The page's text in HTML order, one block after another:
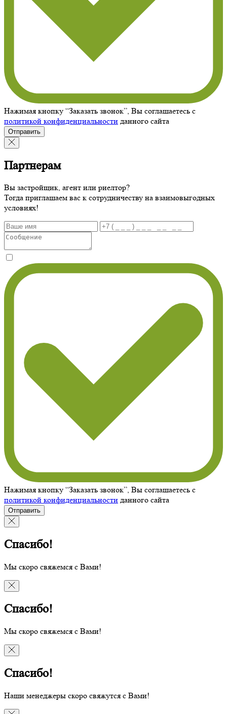
Нажимая кнопку “Заказать звонок”, Вы соглашаетесь с
политикой конфиденциальности данного сайта
Отправить
Партнерам
Вы застройщик, агент или риелтор?
Тогда приглашаем вас к сотрудничеству на взаимовыгодных
условиях!
Нажимая кнопку “Заказать звонок”, Вы соглашаетесь с
политикой конфиденциальности данного сайта
Отправить
Спасибо!
Мы скоро свяжемся с Вами!
Спасибо!
Мы скоро свяжемся с Вами!
Спасибо!
Наши менеджеры скоро свяжутся с Вами!